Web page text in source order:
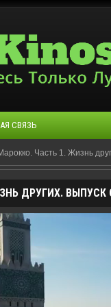
СВЯЗЬ
Часть 1. Жизнь
ДРУГИХ. ВЫПУСК